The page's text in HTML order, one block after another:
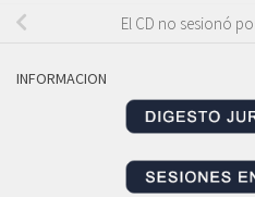
El CD no sesionó
INFORMACION